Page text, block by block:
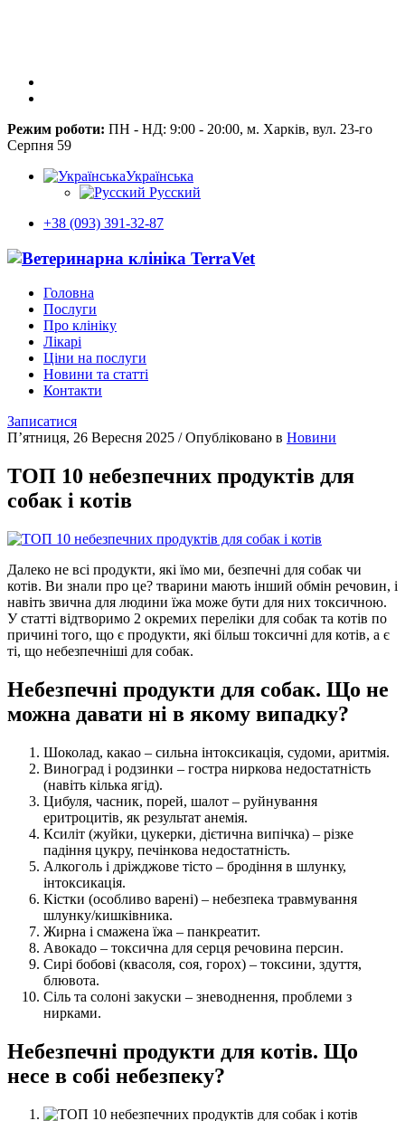
Режим роботи: ПН - НД: 9:00 - 20:00, м. Харків, вул. 23-го
Серпня 59
Українська
Русский
+38 (093) 391-32-87
Головна
Послуги
Про клініку
Лікарі
Ціни на послуги
Новини та статті
Контакти
Записатися
П’ятниця, 26 Вересня 2025 /Опубліковано в Новини
ТОП 10 небезпечних продуктів для
собак і котів
Далеко не всі продукти, які їмо ми, безпечні для собак чи
котів. Ви знали про це? тварини мають інший обмін речовин, і
навіть звична для людини їжа може бути для них токсичною.
У статті відтворимо 2 окремих переліки для собак та котів по
причині того, що є продукти, які більш токсичні для котів, а є
ті, що небезпечніші для собак.
Небезпечні продукти для собак. Що не
можна давати ні в якому випадку?
Шоколад, какао – сильна інтоксикація, судоми, аритмія.
Виноград і родзинки – гостра ниркова недостатність
(навіть кілька ягід).
Цибуля, часник, порей, шалот – руйнування
еритроцитів, як результат анемія.
Ксиліт (жуйки, цукерки, дієтична випічка) – різке
падіння цукру, печінкова недостатність.
Алкоголь і дріжджове тісто – бродіння в шлунку,
інтоксикація.
Кістки (особливо варені) – небезпека травмування
шлунку/кишківника.
Жирна і смажена їжа – панкреатит.
Авокадо – токсична для серця речовина персин.
Сирі бобові (квасоля, соя, горох) – токсини, здуття,
блювота.
Сіль та солоні закуски – зневоднення, проблеми з
нирками.
Небезпечні продукти для котів. Що
несе в собі небезпеку?